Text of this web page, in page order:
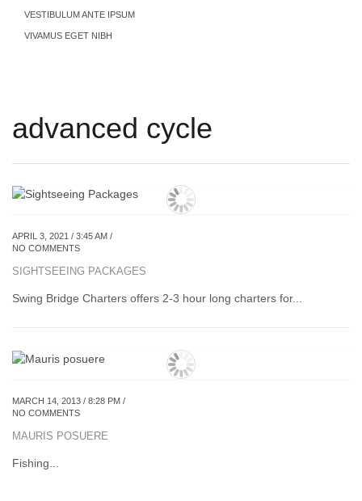
VESTIBULUM ANTE IPSUM
VIVAMUS EGET NIBH
advanced cycle
APRIL 3, 2021 / 3:45 AM /
NO COMMENTS
SIGHTSEEING PACKAGES
Swing Bridge Charters offers 2-3 hour long charters for...
MARCH 14, 2013 / 8:28 PM /
NO COMMENTS
MAURIS POSUERE
Fishing...